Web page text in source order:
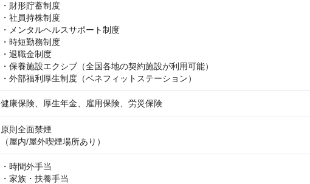
・財形貯蓄制度
・社員持株制度
・メンタルヘルスサポート制度
・時短勤務制度
・退職金制度
・保養施設エクシブ（全国各地の契約施設が利用可能）
・外部福利厚生制度（ベネフィットステーション）
健康保険、厚生年金、雇用保険、労災保険
原則全面禁煙
（屋内/屋外喫煙場所あり）
・時間外手当
・家族・扶養手当